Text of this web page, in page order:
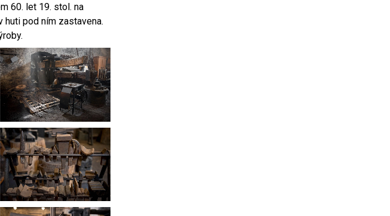
60. let 19. stol. na
huti pod ním zastavena.